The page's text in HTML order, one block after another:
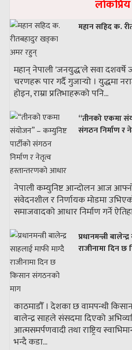
लाेकप्रिय
महान सहिद क.
महान् नेपाली 'जनयुद्ध'ले सवा दशवर्षे
चरणहरू पार गर्दै गुजार्‍यो । युद्धमा
होइन, राम्रा प्रतिभाहरूको पनि...
“तीनको एकमा
संगठन निर्माण र
नेपाली कम्युनिष्ट आन्दोलन आज
संवेदनशील र निर्णायक मोडमा
समाजवादको आधार निर्माण गर्ने
प्रधानमन्त्री
राजीनामा दिन
काठमाडौँ । देशका छ वामपन्थी
बालेन्द्र साहले संसदमा दिएको
आत्मसमर्पणवादी तथा राष्ट्रिय
भन्दै कडा...